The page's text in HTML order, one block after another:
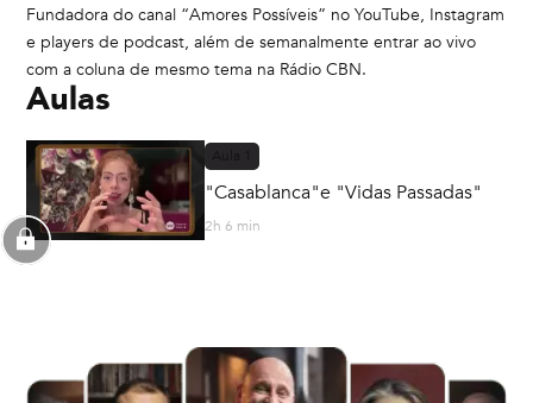
Fundadora do canal “Amores Possíveis” no YouTube, Instagram
e players de podcast, além de semanalmente entrar ao vivo
com a coluna de mesmo tema na Rádio CBN.
Aulas
"Casablanca"e "Vidas Passadas"
2h 6 min